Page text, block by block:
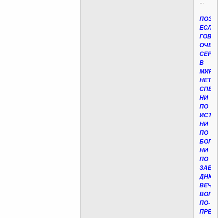
...
ЕСЛИ
В
МИРЕ
НЕТ
НИ
ПО
НИ
ПО
БОГУ,
НИ
ПО
ДНЮ.
ПО-